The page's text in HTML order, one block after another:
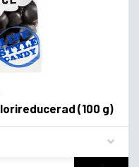
(100 g)